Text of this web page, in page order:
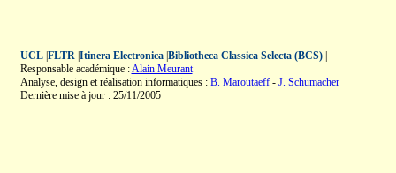
UCL| FLTR| Itinera Electronica| Bibliotheca Classica Selecta (BCS)|
Responsable académique :Alain Meurant
Analyse, design et réalisation informatiques : B. Maroutaeff- J. Schumacher
Dernière mise à jour : 25/11/2005